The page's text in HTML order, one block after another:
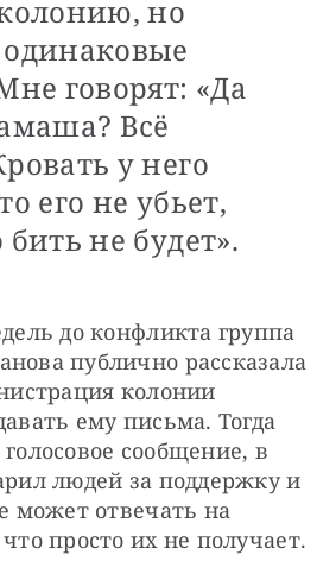
но
говорят: «Да
Всё
у него
его не убьет,
не будет».
до конфликта группа
публично рассказала
колонии
ему письма. Тогда
сообщение, в
людей за поддержку и
может отвечать на
просто их не получает.